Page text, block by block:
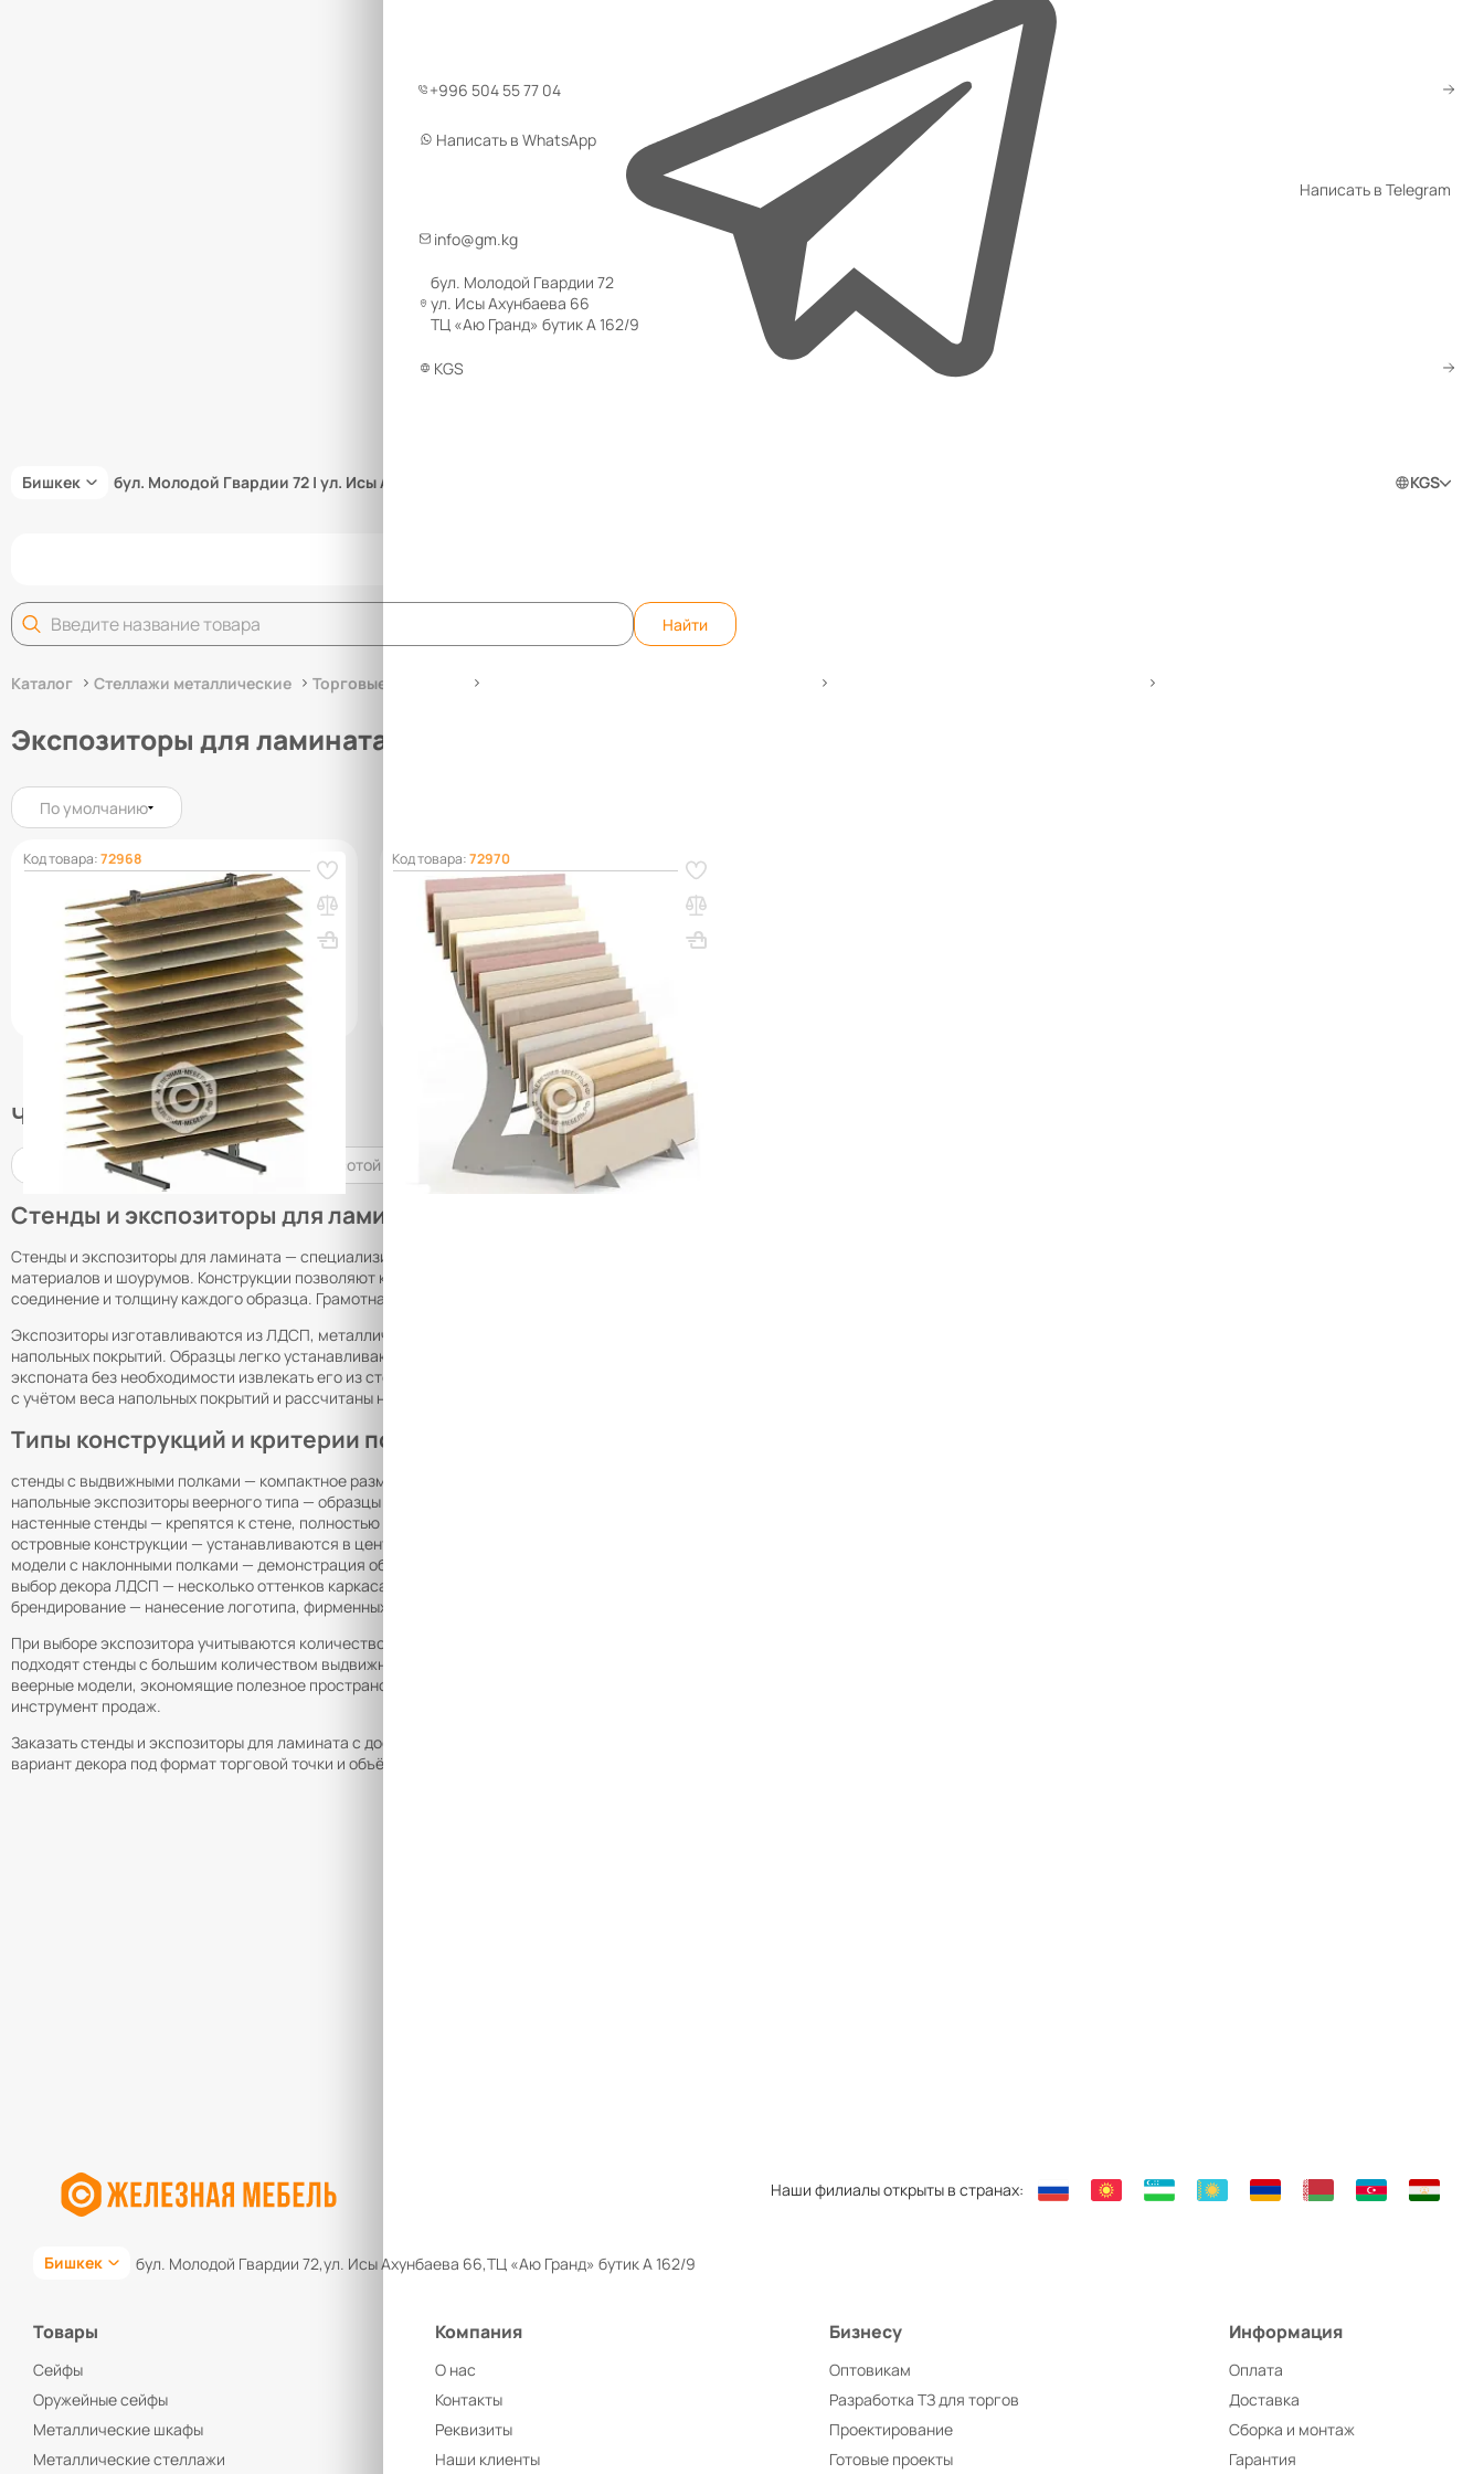
+996 504 55 77 04
Написать в WhatsApp
Написать в Telegram
info@gm.kg
бул. Молодой Гвардии 72
ул. Исы Ахунбаева 66
ТЦ «Аю Гранд» бутик А 162/9
KGS
Бишкек бул. Молодой Гвардии 72 | ул. Исы Ахунбаева 66 | ТЦ «Аю Гранд» бутик А 162/9 KGS
Найти
Каталог Стеллажи металлические Торговые стеллажи
Экспозиторы для ламината
По умолчанию
Код товара:72968
Экспозитор для ламината
1680х700х600 мм
ВхШхГ, мм: 1680х700х600
(0)
УТОЧНИТЬ НАЛИЧИЕ / ЦЕНУ
Код товара:72970
Экспозитор для ламината
1000х700х700 мм
ВхШхГ, мм: 1000х700х700
(0)
УТОЧНИТЬ НАЛИЧИЕ / ЦЕНУ
Часто ищут
Стеллажи высотой 100 см Стеллажи высотой 250 см Стеллажи 900х400 мм Стеллажи 2000х1200 мм
Стенды и экспозиторы для ламината
Стенды и экспозиторы для ламината — специализированное выставочное оборудование для демонстрации напольных покрытий в торговых залах строительных магазинов, салонов отделочных
материалов и шоурумов. Конструкции позволяют компактно и наглядно представить коллекции ламината и паркетной доски, дав покупателю возможность оценить текстуру, оттенок, замковое
соединение и толщину каждого образца. Грамотная экспозиция структурирует ассортимент, упрощает навигацию по модельному ряду и ускоряет принятие решения о покупке.
Экспозиторы изготавливаются из ЛДСП, металлического каркаса или их комбинации. Конструкции оснащаются выдвижными полками, рассчитанными на размещение стандартных образцов
напольных покрытий. Образцы легко устанавливаются и снимаются, что упрощает обновление экспозиции при смене коллекций. Выдвижной механизм обеспечивает детальный осмотр каждого
экспоната без необходимости извлекать его из стенда. В верхней части конструкции предусмотрено место для нанесения логотипа производителя или торговой марки. Изделия спроектированы
с учётом веса напольных покрытий и рассчитаны на интенсивную многолетнюю эксплуатацию в условиях высокой проходимости торгового зала.
Типы конструкций и критерии подбора
стенды с выдвижными полками — компактное размещение большого количества образцов на минимальной площади, удобный доступ для осмотра;
напольные экспозиторы веерного типа — образцы раскрываются веером, обеспечивая быстрый визуальный обзор всей коллекции;
настенные стенды — крепятся к стене, полностью освобождая пол торгового зала;
островные конструкции — устанавливаются в центре зала, доступ к образцам со всех сторон;
модели с наклонными полками — демонстрация образцов под углом для лучшего восприятия текстуры и цвета;
выбор декора ЛДСП — несколько оттенков каркаса для соответствия интерьеру торговой точки;
брендирование — нанесение логотипа, фирменных цветов и информационных табличек на верхнюю панель стенда.
При выборе экспозитора учитываются количество представленных коллекций, размер образцов, площадь торгового зала и формат магазина. Для крупных шоурумов с широким ассортиментом
подходят стенды с большим количеством выдвижных полок, позволяющие разместить десятки образцов в одной конструкции. Для небольших салонов оптимальны компактные настенные или
веерные модели, экономящие полезное пространство. Качественная экспозиция напольных покрытий повышает средний чек и сокращает время консультации, работая как эффективный
инструмент продаж.
Заказать стенды и экспозиторы для ламината с доставкой в Бишкеке можете в нашем интернет-магазине или по телефону. Специалисты помогут подобрать тип конструкции, количество полок и
вариант декора под формат торговой точки и объём представленного ассортимента.
Наши филиалы открыты в странах:
Бишкек бул. Молодой Гвардии 72,ул. Исы Ахунбаева 66,ТЦ «Аю Гранд» бутик А 162/9
Товары
Сейфы
Оружейные сейфы
Металлические шкафы
Металлические стеллажи
Компания
О нас
Контакты
Реквизиты
Наши клиенты
Бизнесу
Оптовикам
Разработка ТЗ для торгов
Проектирование
Готовые проекты
Информация
Оплата
Доставка
Сборка и монтаж
Гарантия